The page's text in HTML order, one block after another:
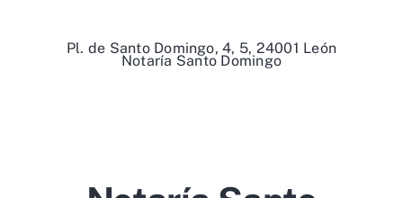
Notaría Santo Domingo
Pl. de Santo Domingo, 4, 5, 24001 León